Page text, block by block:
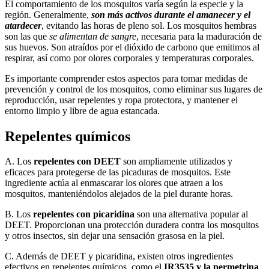
El comportamiento de los mosquitos varía según la especie y la
región. Generalmente, son más activos durante el amanecer y el
atardecer, evitando las horas de pleno sol. Los mosquitos hembras
son las que se alimentan de sangre, necesaria para la maduración de
sus huevos. Son atraídos por el dióxido de carbono que emitimos al
respirar, así como por olores corporales y temperaturas corporales.
Es importante comprender estos aspectos para tomar medidas de
prevención y control de los mosquitos, como eliminar sus lugares de
reproducción, usar repelentes y ropa protectora, y mantener el
entorno limpio y libre de agua estancada.
Repelentes químicos
A. Los repelentes con DEET son ampliamente utilizados y
eficaces para protegerse de las picaduras de mosquitos. Este
ingrediente actúa al enmascarar los olores que atraen a los
mosquitos, manteniéndolos alejados de la piel durante horas.
B. Los repelentes con picaridina son una alternativa popular al
DEET. Proporcionan una protección duradera contra los mosquitos
y otros insectos, sin dejar una sensación grasosa en la piel.
C. Además de DEET y picaridina, existen otros ingredientes